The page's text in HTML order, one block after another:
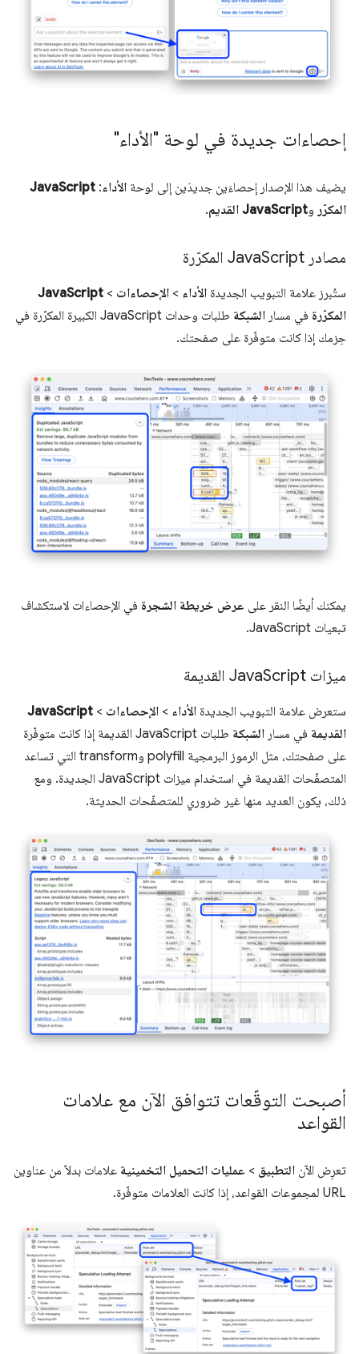
إحصاءات جديدة في لوحة "الأداء"
يضيف هذا الإصدار إحصاءَين جديدَين إلى لوحة الأداء:
JavaScript
المكرّر وJavaScript القديم .
مصادر Java Script المكرّرة
ستُبرز علامة التبويب الجديدة الأداء > الإحصاءات >
JavaScript
المكرّرة في مسار الشبكة
طلبات وحدات JavaScript الكبيرة المكرّرة في
حِزمك إذا كانت متوفّرة على صفحتك.
يمكنك أيضًا النقر على عرض خريطة الشجرة في الإحصاءات لاستكشاف
تبعيات JavaScript.
ميزات Java Script القديمة
ستعرض علامة التبويب الجديدة الأداء > الإحصاءات >
JavaScript
القديمة في مسار الشبكة
طلبات JavaScript القديمة إذا كانت متوفّرة
على صفحتك، مثل الرموز البرمجية polyfill وtransform التي تساعد
المتصفّحات القديمة في استخدام ميزات JavaScript الجديدة. ومع
ذلك، يكون العديد منها غير ضروري للمتصفّحات الحديثة.
أصبحت التوقّعات تتوافق الآن مع علامات
القواعد
تعرِض الآن التطبيق > عمليات التحميل التخمينية علامات بدلاً من عناوين
URL لمجموعات القواعد، إذا كانت العلامات متوفّرة.